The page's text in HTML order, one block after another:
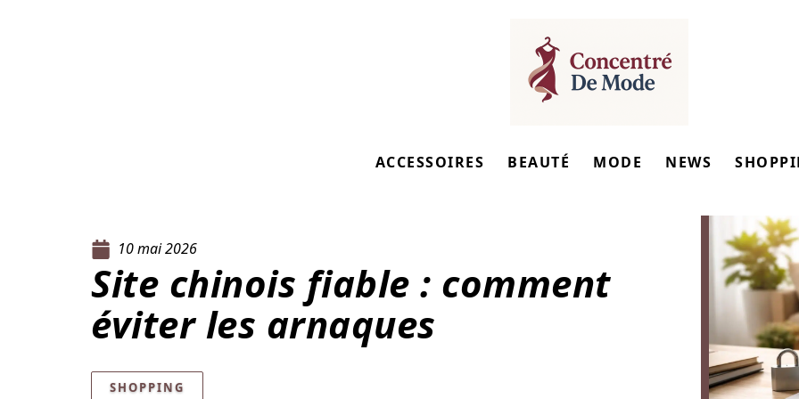
ACCESSOIRES BEAUTÉ MODE NEWS
10 mai 2026
Site chinois fiable : comment
éviter les arnaques
SHOPPING